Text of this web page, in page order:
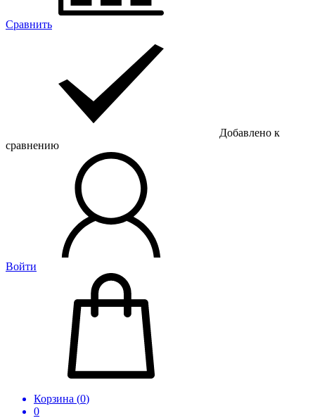
Сравнить
Добавлено к
сравнению
Войти
Корзина (0)
0